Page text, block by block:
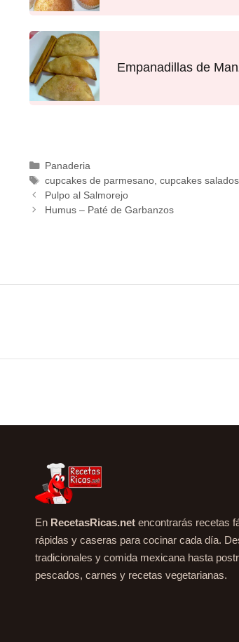
Empanadillas de
Panaderia
cupcakes de parmesano, cupcakes salados
Pulpo al Salmorejo
Humus – Paté de Garbanzos
En RecetasRicas.net encontrarás recetas
rápidas y caseras para cocinar cada día.
tradicionales y comida mexicana hasta
pescados, carnes y recetas vegetarianas.